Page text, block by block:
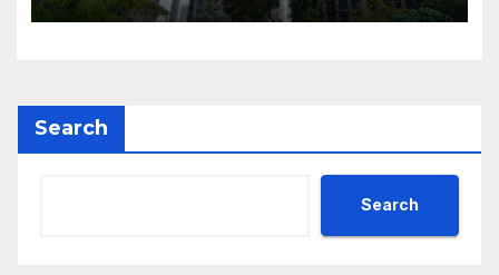
Court по план за обратно
Search
Search